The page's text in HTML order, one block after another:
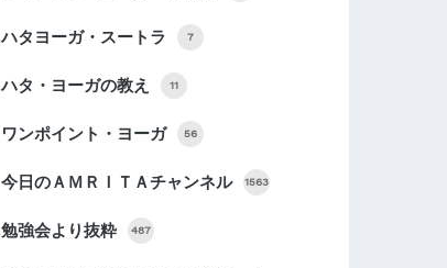
ハタヨーガ・スートラ 7
ハタ・ヨーガの教え 11
ワンポイント・ヨーガ 56
今日のＡＭＲＩＴＡチャンネル 1563
勉強会より抜粋 487